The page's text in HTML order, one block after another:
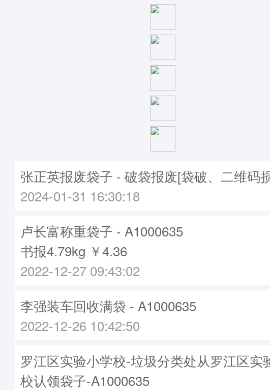
张正英报废袋子 - 破袋报废[袋破、二维码
2024-01-31 16:30:18
卢长富称重袋子 - A1000635
书报4.79kg ￥4.36
2022-12-27 09:43:02
李强装车回收满袋 - A1000635
2022-12-26 10:42:50
罗江区实验小学校-垃圾分类处从罗江区实
校认领袋子-A1000635